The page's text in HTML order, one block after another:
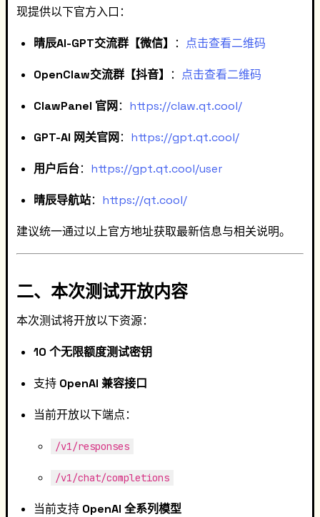
现提供以下官方入口：
晴辰AI-GPT交流群【微信】 ： 点击查看二维码
OpenClaw交流群【抖音】 ： 点击查看二维码
ClawPanel 官网 ： https://claw.qt.cool/
GPT-AI 网关官网 ： https://gpt.qt.cool/
用户后台： https://gpt.qt.cool/user
晴辰导航站： https://qt.cool/
建议统一通过以上官方地址获取最新信息与相关说明。
二、本次测试开放内容
本次测试将开放以下资源：
10 个无限额度测试密钥
支持 OpenAI 兼容接口
当前开放以下端点：
/v1/responses
/v1/chat/completions
当前支持 OpenAI 全系列模型